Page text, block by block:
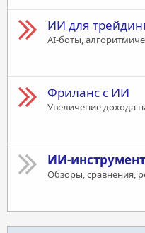
ИИ для
AI-боты,
Фриланс с ИИ
Увеличение дохода
ИИ-
Обзоры, сравнения,